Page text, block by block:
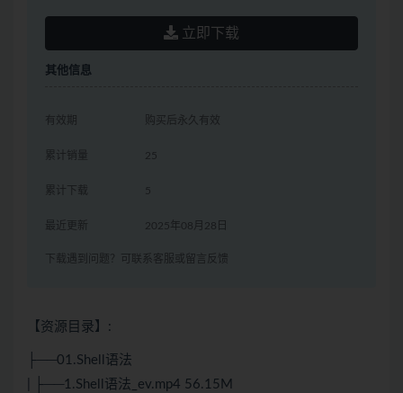
立即下载
其他信息
有效期 购买后永久有效
累计销量 25
累计下载 5
最近更新 2025年08月28日
下载遇到问题？可联系客服或留言反馈
【资源目录】:
├──01.Shell语法
| ├──1.Shell语法_ev.mp4 56.15M